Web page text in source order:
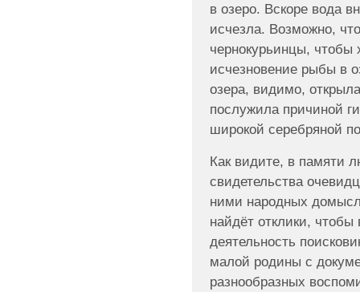
в озеро. Вскоре вода
исчезла. Возможно,
чернокурьинцы, чтобы
исчезновение рыбы в
озера, видимо,
послужила причиной
широкой серебряной
Как видите, в памяти
свидетельства
ними народных
найдёт отклики, чтобы
деятельность
малой родины с
разнообразных